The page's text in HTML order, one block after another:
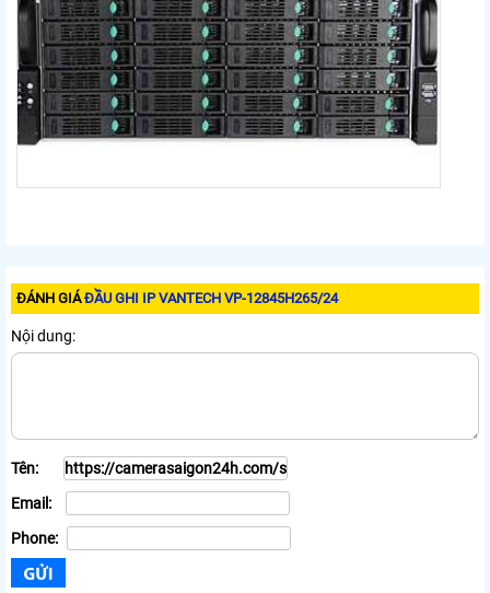
ĐÁNH GIÁĐẦU GHI IP VANTECH VP-12845H265/24
Nội dung:
Tên:
Email:
Phone: